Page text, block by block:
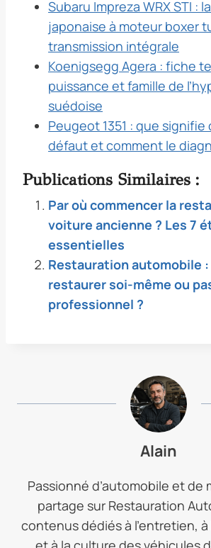
Subaru Impreza WRX STI :
japonaise à moteur boxer
transmission intégrale
Koenigsegg Agera : fiche
puissance et famille de
suédoise
Peugeot 1351 : que signifie
défaut et comment le
Publications Similaires :
Par où commencer la
voiture ancienne ? Les 7
essentielles
Restauration automobile
restaurer soi-même ou
professionnel ?
Alain
Passionné d’automobile et de
partage sur Restauration
contenus dédiés à l’entretien,